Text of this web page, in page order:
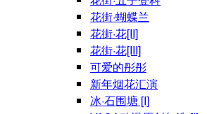
花街·蝴蝶兰
花街·花[II]
花街·花[III]
可爱的彤彤
新年烟花汇演
冰·石围塘 [I]